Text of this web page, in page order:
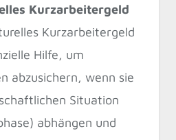
Kurzarbeitergeld
Kurzarbeitergeld
Hilfe, um
abzusichern, wenn sie
Situation
abhängen und